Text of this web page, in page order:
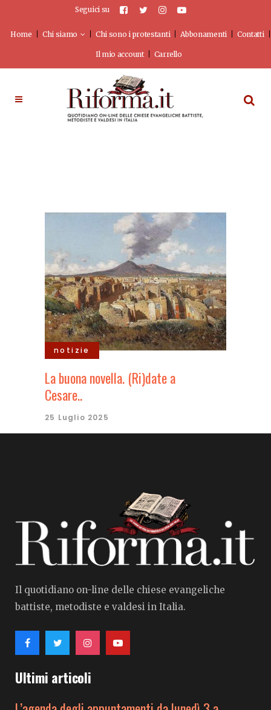
Seguici su
Home Chi siamo Chi sono i protestanti Abbonamenti Contatti
Il mio account Carrello
notizie
La buona novella. (Ri)date a
Cesare..
25 Luglio 2025
Il quotidiano on-line delle chiese evangeliche
battiste, metodiste e valdesi in Italia.
Ultimi articoli